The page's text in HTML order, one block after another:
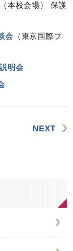
（本校会場） 保護
会 （東京国際フ
明会
NEXT